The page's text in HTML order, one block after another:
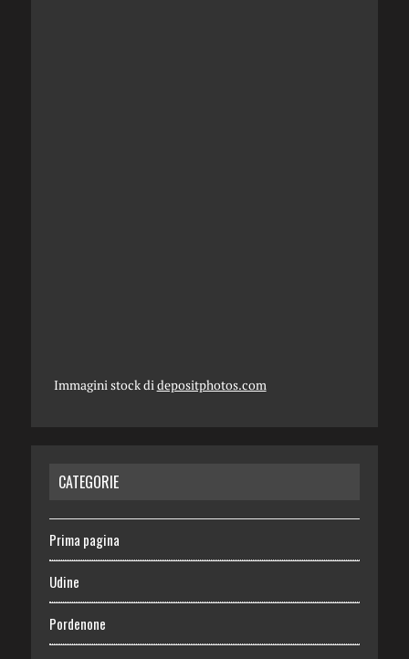
Immagini stock di depositphotos.com
CATEGORIE
Prima pagina
Udine
Pordenone